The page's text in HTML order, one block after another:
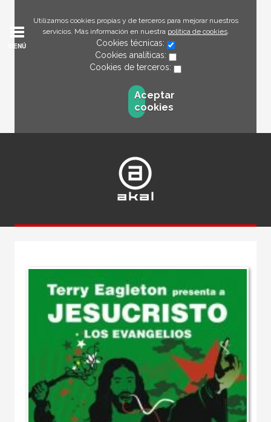
Utilizamos cookies propias y de terceros para mejorar nuestros
servicios. Más información en nuestra política de cookies.
Cookies técnicas:
Cookies analíticas:
Cookies de terceros:
Aceptar
cookies
MENÚ